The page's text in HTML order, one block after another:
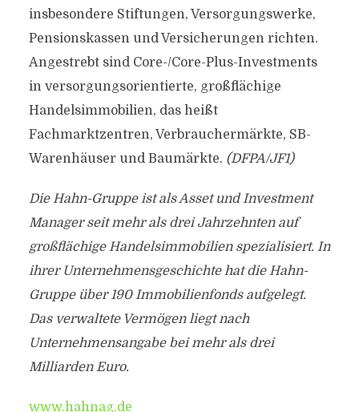
insbesondere Stiftungen, Versorgungswerke,
Pensionskassen und Versicherungen richten.
Angestrebt sind Core-/Core-Plus-Investments
in versorgungsorientierte, großflächige
Handelsimmobilien, das heißt
Fachmarktzentren, Verbrauchermärkte, SB-
Warenhäuser und Baumärkte. (DFPA/JF1)
Die Hahn-Gruppe ist als Asset und Investment
Manager seit mehr als drei Jahrzehnten auf
großflächige Handelsimmobilien spezialisiert. In
ihrer Unternehmensgeschichte hat die Hahn-
Gruppe über 190 Immobilienfonds aufgelegt.
Das verwaltete Vermögen liegt nach
Unternehmensangabe bei mehr als drei
Milliarden Euro.
www.hahnag.de